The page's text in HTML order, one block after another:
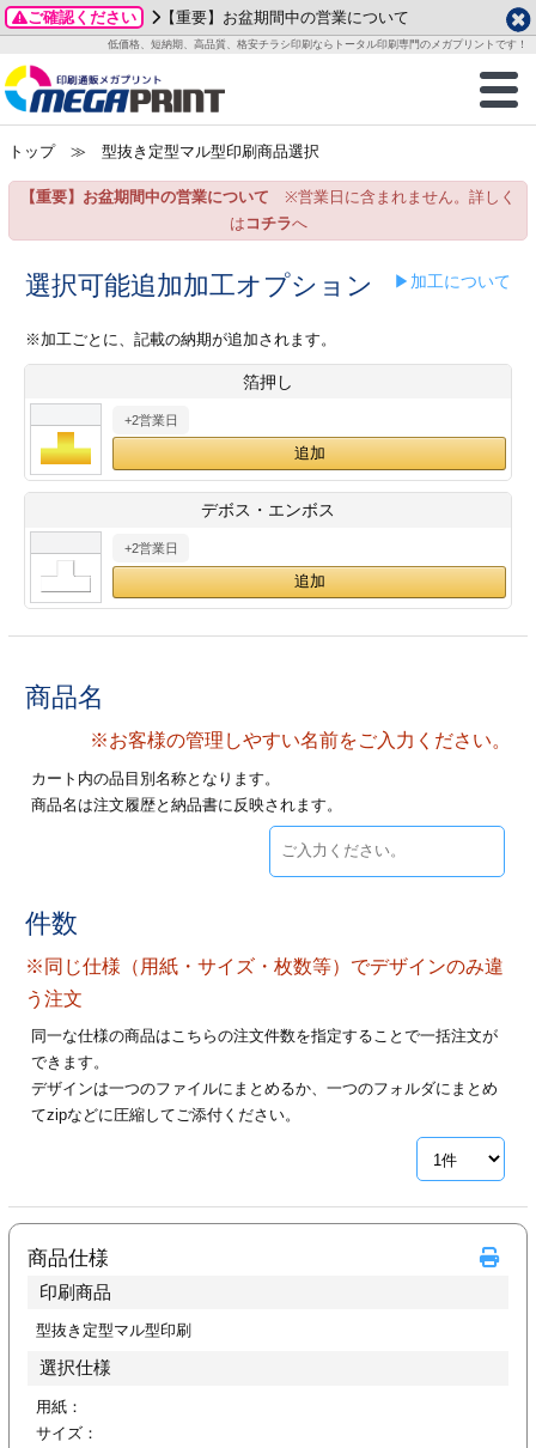
ご確認ください 【重要】お盆期間中の営業について
低価格、短納期、高品質、格安チラシ印刷ならトータル印刷専門のメガプリントです！
商品一覧
グッズ
ステッカー
ックカード印刷
業ツール印刷
＆盛り上げ印刷
ご利用ガイド
お客様へ
いて
方法
/送料について
刷
カード印刷
ックカード名刺
ムカード
型マル型印刷
ード印刷
印刷
ファイル印刷
ァイル印刷
印刷
印刷
リーブ印刷
加工
データ作成ガイド
成前に
ガイド
加工指示ガイド
テンプレート
ード印刷
名刺印刷
ックカード
ード印刷
印刷
形マル型
印刷
名刺印刷
ムカード印刷
刷
カード印刷
フォルダー
ァイル印刷
一覧
わせ
り
プル請求
2026年 8月
月
火 水 木 金
土
1
3
4 5 6 7
8
15
24
25 26 27
29
土
1
2 3
8 9 10 11
12
14
15 16 17 18
19
25
26
28
29 30
トップ≫ 型抜き定型マル型印刷商品選択
【重要】お盆期間中の営業について ※営業日に含まれません。詳しく
は コチラへ
選択可能追加加工オプション ▶加工について
※加工ごとに、記載の納期が追加されます。
箔押し
+2営業日
デボス・エンボス
+2営業日
商品名
※お客様の管理しやすい名前をご入力ください。
カート内の品目別名称となります。
商品名は注文履歴と納品書に反映されます。
件数
※同じ仕様（用紙・サイズ・枚数等）でデザインのみ違
う注文
同一な仕様の商品はこちらの注文件数を指定することで一括注文が
できます。
デザインは一つのファイルにまとめるか、一つのフォルダにまとめ
てzipなどに圧縮してご添付ください。
商品仕様
印刷商品
型抜き定型マル型印刷
選択仕様
用紙：
サイズ：